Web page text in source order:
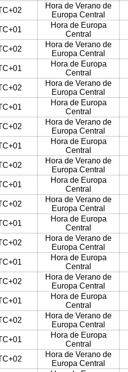
Hora de Verano de
Europa Central
Hora de Europa
Central
Hora de Verano de
Europa Central
Hora de Europa
Central
Hora de Verano de
Europa Central
Hora de Europa
Central
Hora de Verano de
Europa Central
Hora de Europa
Central
Hora de Verano de
Europa Central
Hora de Europa
Central
Hora de Verano de
Europa Central
Hora de Europa
Central
Hora de Verano de
Europa Central
Hora de Europa
Central
Hora de Verano de
Europa Central
Hora de Europa
Central
Hora de Verano de
Europa Central
Hora de Europa
Central
Hora de Verano de
Europa Central